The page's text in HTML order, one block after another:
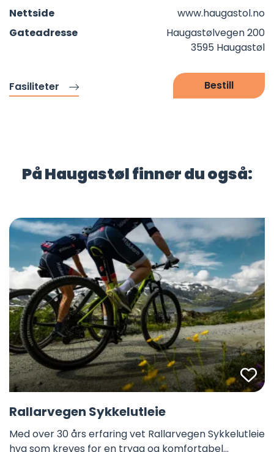
Nettside
www.haugastol.no
Gateadresse
Haugastølvegen 200
3595 Haugastøl
Fasiliteter Bestill
På Haugastøl finner du også:
Rallarvegen Sykkelutleie
Med over 30 års erfaring vet Rallarvegen Sykkelutleie
hva som kreves for en trygg og komfortabel…